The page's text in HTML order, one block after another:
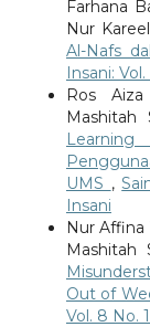
Farhana
Nur
Al-Nafs
Insani:
Ros
Mashitah
Learning
UMS ,
Insani
Nur Affina
Mashitah
Out of
Vol. 8 No.